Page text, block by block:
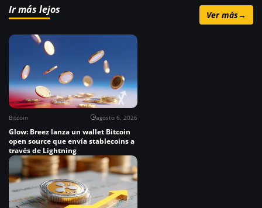
Ir más lejos Ver más→
Bitcoin agosto 6, 2026
Glow: Breez lanza un wallet Bitcoin
open source que envía stablecoins a
través de Lightning